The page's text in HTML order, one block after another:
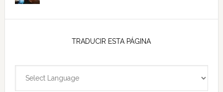
TRADUCIR ESTA PÁGINA